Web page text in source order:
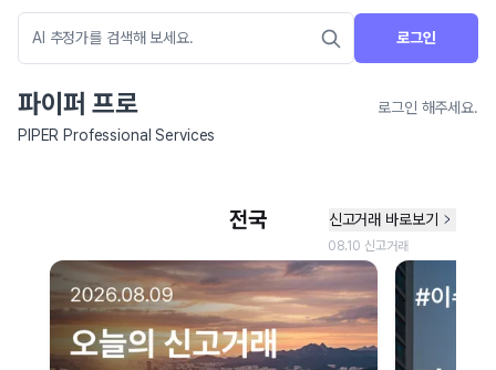
로그인
파이퍼 프로
로그인 해주세요.
PIPER Professional Services